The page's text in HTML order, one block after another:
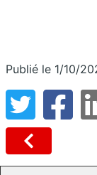
Publié le 1/10/